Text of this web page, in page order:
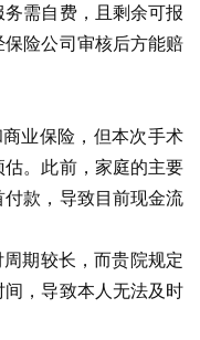
需自费，且剩余可报
险公司审核后方能赔
业保险，但本次手术
。此前，家庭的主要
款，导致目前现金流
期较长，而贵院规定
，导致本人无法及时